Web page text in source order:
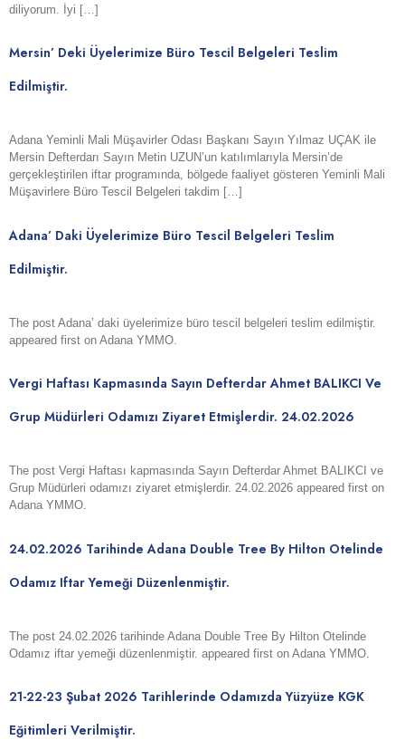
diliyorum. İyi […]
Mersin’ Deki Üyelerimize Büro Tescil Belgeleri Teslim
Edilmiştir.
Adana Yeminli Mali Müşavirler Odası Başkanı Sayın Yılmaz UÇAK ile
Mersin Defterdarı Sayın Metin UZUN’un katılımlarıyla Mersin’de
gerçekleştirilen iftar programında, bölgede faaliyet gösteren Yeminli Mali
Müşavirlere Büro Tescil Belgeleri takdim […]
Adana’ Daki Üyelerimize Büro Tescil Belgeleri Teslim
Edilmiştir.
The post Adana’ daki üyelerimize büro tescil belgeleri teslim edilmiştir.
appeared first on Adana YMMO.
Vergi Haftası Kapmasında Sayın Defterdar Ahmet BALIKCI Ve
Grup Müdürleri Odamızı Ziyaret Etmişlerdir. 24.02.2026
The post Vergi Haftası kapmasında Sayın Defterdar Ahmet BALIKCI ve
Grup Müdürleri odamızı ziyaret etmişlerdir. 24.02.2026 appeared first on
Adana YMMO.
24.02.2026 Tarihinde Adana Double Tree By Hilton Otelinde
Odamız Iftar Yemeği Düzenlenmiştir.
The post 24.02.2026 tarihinde Adana Double Tree By Hilton Otelinde
Odamız iftar yemeği düzenlenmiştir. appeared first on Adana YMMO.
21-22-23 Şubat 2026 Tarihlerinde Odamızda Yüzyüze KGK
Eğitimleri Verilmiştir.